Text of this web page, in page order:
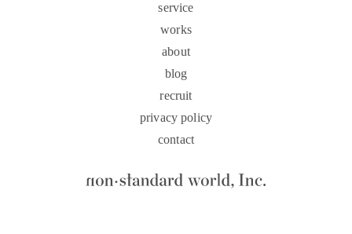
service
works
about
blog
recruit
privacy policy
contact